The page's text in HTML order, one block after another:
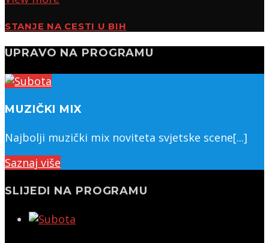
STANJE NA CESTI U BIH
UPRAVO NA PROGRAMU
MUZIČKI MIX
Najbolji muzički mix noviteta svjetske scene[...]
Saznaj više
SLIJEDI NA PROGRAMU